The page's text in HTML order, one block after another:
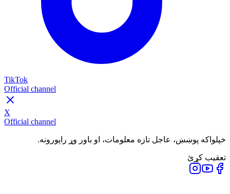
TikTok
Official channel
X
Official channel
خپلواکه پوښښ، عاجل تازه معلومات، او باور وړ راپورونه.
تعقیب کړئ